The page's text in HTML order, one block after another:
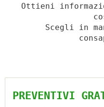
Ottieni
Scegli in
PREVENTIVI